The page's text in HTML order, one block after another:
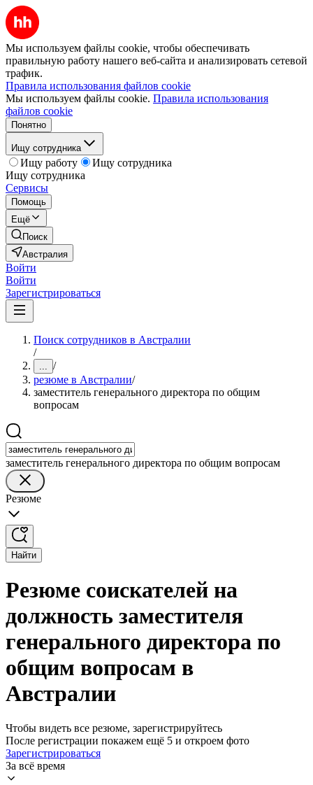
Мы используем файлы cookie, чтобы обеспечивать
правильную работу нашего веб-сайта и анализировать сетевой
трафик.
Правила использования файлов cookie
Мы используем файлы cookie. Правила использования
файлов cookie
Понятно
Ищу сотрудника
Ищу работу
Ищу сотрудника
Ищу сотрудника
Сервисы
Помощь
Ещё
Поиск
Австралия
Войти
Войти
Зарегистрироваться
Поиск сотрудников в Австралии
/
... /
резюме в Австралии/
заместитель генерального директора по общим
вопросам
заместитель генерального директора по общим вопросам
Резюме
Найти
Резюме соискателей на
должность заместителя
генерального директора по
общим вопросам в
Австралии
Чтобы видеть все резюме, зарегистрируйтесь
После регистрации покажем ещё 5 и откроем фото
Зарегистрироваться
За всё время